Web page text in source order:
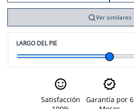
Ver similares
LARGO DEL PIE
Satisfacción
Garantía por 6